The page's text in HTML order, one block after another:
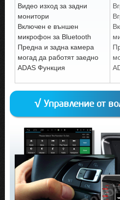
Видео изход за задни
монитори
Включен е външен
микрофон за Bluetooth
Предна и задна камера
могад да работят заедно
ADAS Функция
√ Управление от